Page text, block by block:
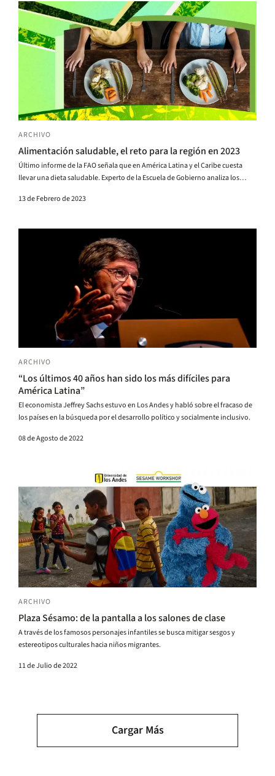
ARCHIVO
Alimentación saludable, el reto para la región en 2023
Último informe de la FAO señala que en América Latina y el Caribe cuesta
llevar una dieta saludable. Experto de la Escuela de Gobierno analiza los
13 de Febrero de 2023
ARCHIVO
“Los últimos 40 años han sido los más difíciles para
América Latina”
El economista Jeffrey Sachs estuvo en Los Andes y habló sobre el fracaso de
los países en la búsqueda por el desarrollo político y socialmente inclusivo.
08 de Agosto de 2022
ARCHIVO
Plaza Sésamo: de la pantalla a los salones de clase
A través de los famosos personajes infantiles se busca mitigar sesgos y
estereotipos culturales hacia niños migrantes.
11 de Julio de 2022
Paginación
Cargar Más